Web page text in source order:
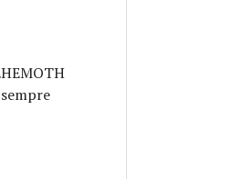
anos de «Thelema.6»